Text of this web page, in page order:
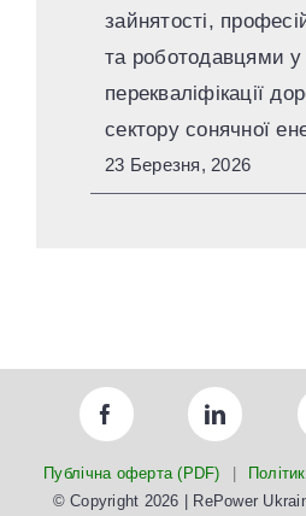
зайнятості,
та роботодавцями у
перекваліфікації
сектору сонячної
23 Березня, 2026
Публічна оферта (PDF)
© Copyright 2026 | RePower